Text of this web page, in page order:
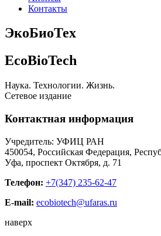
Контакты
ЭкоБиоТех
EcoBioTech
Наука. Технологии. Жизнь.
Сетевое издание
Контактная информация
Учредитель: УФИЦ РАН
450054, Российская Федерация,
Уфа, проспект Октября, д. 71
Телефон: +7(347) 235-62-47
E-mail: ecobiotech@ufaras.ru
наверх